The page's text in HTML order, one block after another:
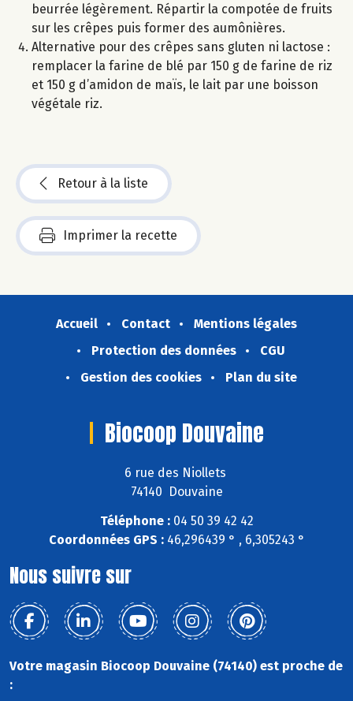
beurrée légèrement. Répartir la compotée de fruits
sur les crêpes puis former des aumônières.
Alternative pour des crêpes sans gluten ni lactose :
remplacer la farine de blé par 150 g de farine de riz
et 150 g d’amidon de maïs, le lait par une boisson
végétale riz.
Retour à la liste
Imprimer la recette
Accueil Contact
Mentions légales
Protection des données
CGU
Gestion des cookies
Plan du site
Biocoop Douvaine
6 rue des Niollets
74140 Douvaine
Téléphone :04 50 39 42 42
Coordonnées GPS :46,296439 ° , 6,305243 °
Nous suivre sur
Votre magasin Biocoop Douvaine (74140) est proche de
: